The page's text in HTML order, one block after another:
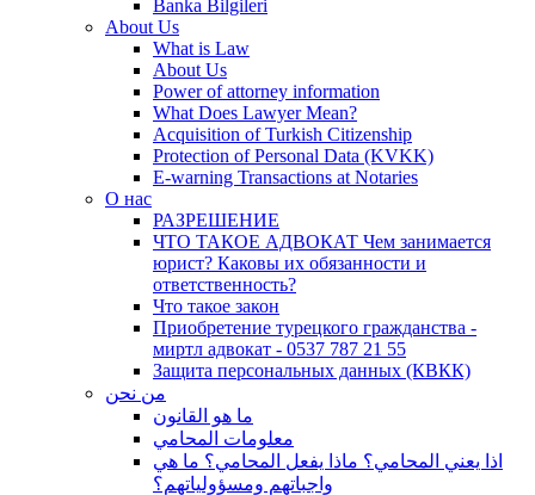
Banka Bilgileri
About Us
What is Law
About Us
Power of attorney information
What Does Lawyer Mean?
Acquisition of Turkish Citizenship
Protection of Personal Data (KVKK)
E-warning Transactions at Notaries
О нас
РАЗРЕШЕНИЕ
ЧТО ТАКОЕ АДВОКАТ Чем занимается
юрист? Каковы их обязанности и
ответственность?
Что такое закон
Приобретение турецкого гражданства -
миртл адвокат - 0537 787 21 55
Защита персональных данных (КВКК)
من نحن
ما هو القانون
معلومات المحامي
اذا يعني المحامي؟ ماذا يفعل المحامي؟ ما هي
واجباتهم ومسؤولياتهم؟